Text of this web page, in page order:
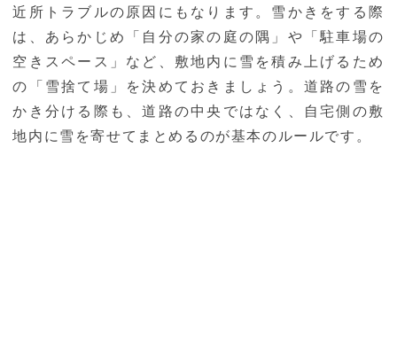
近所トラブルの原因にもなります。雪かきをする際
は、あらかじめ「自分の家の庭の隅」や「駐車場の
空きスペース」など、敷地内に雪を積み上げるため
の「雪捨て場」を決めておきましょう。道路の雪を
かき分ける際も、道路の中央ではなく、自宅側の敷
地内に雪を寄せてまとめるのが基本のルールです。